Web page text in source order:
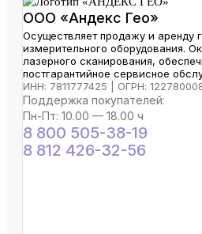
ООО «Андекс Гео»
Осуществляет продажу и аренду
измерительного оборудования.
лазерного сканирования,
постгарантийное сервисное
ИНН: 7811777425 | ОГРН:
Поддержка покупателей:
Пн-Пт: 10.00 — 18.00 ч
8 800 505-38-19
8 812 426-32-56